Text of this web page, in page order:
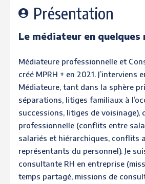
Présentation
Le médiateur en quelques
Médiateure professionnelle et
créé MPRH + en 2021. J’interviens
Médiateure, tant dans la sphère
séparations, litiges familiaux à
successions, litiges de voisinage),
professionnelle (conflits entre
salariés et hiérarchiques, conflits
représentants du personnel). Je
consultante RH en entreprise
temps partagé, missions de